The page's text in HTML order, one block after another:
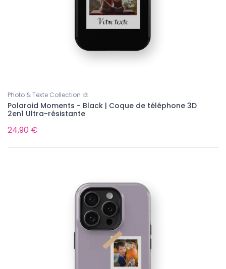
Photo & Texte Collection 🎨
Polaroid Moments - Black | Coque de téléphone 3D
2en1 Ultra-résistante
24,90 €